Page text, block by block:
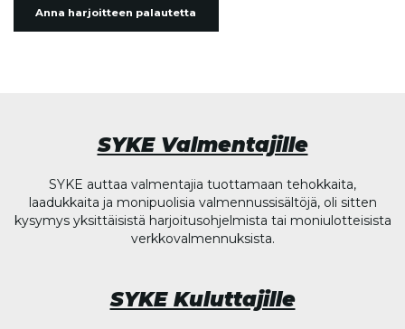
Anna harjoitteen palautetta
SYKE Valmentajille
SYKE auttaa valmentajia tuottamaan tehokkaita,
laadukkaita ja monipuolisia valmennussisältöjä, oli sitten
kysymys yksittäisistä harjoitusohjelmista tai moniulotteisista
verkkovalmennuksista.
SYKE Kuluttajille